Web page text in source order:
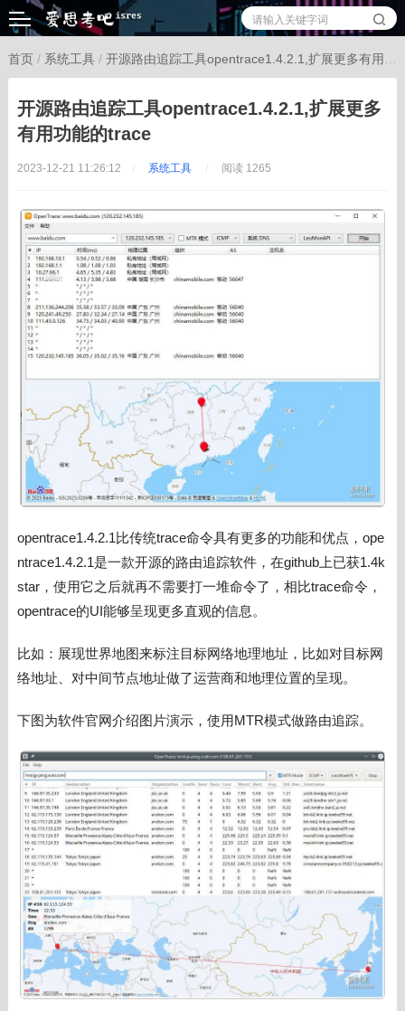
首页/ 系统工具/ 开源路由追踪工具opentrace1.4.2.1,扩展更多有用功能的trace
开源路由追踪工具opentrace1.4.2.1,扩展更多
有用功能的trace
2023-12-21 11:26:12 系统工具 阅读 1265
opentrace1.4.2.1比传统trace命令具有更多的功能和优点， ope
ntrace1.4.2.1是一款开源的路由追踪软件，在github上已获1.4k
star，使用它之后就再不需要打一堆命令了，相比trace命令，
opentrace的UI能够呈现更多直观的信息 。
比如：展现世界地图来标注目标网络地理地址，比如对目标网
络地址、对中间节点地址做了运营商和地理位置的呈现。
下图为软件官网介绍图片演示，使用MTR模式做路由追踪。